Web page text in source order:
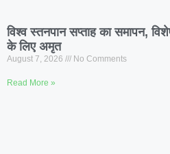
विश्व स्तनपान सप्ताह का समापन,
के लिए अमृत
August 7, 2026 No Comments
Read More »